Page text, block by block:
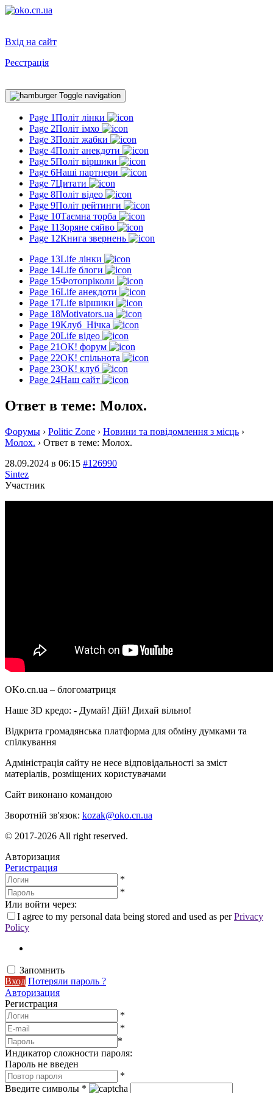
Вхід на сайт
Реєстрація
Toggle navigation
Page 1Політ лінки
Page 2Політ імхо
Page 3Політ жабки
Page 4Політ анекдоти
Page 5Політ віршики
Page 6Наші партнери
Page 7Цитати
Page 8Політ відео
Page 9Політ рейтинги
Page 10Таємна торба
Page 11Зоряне сяйво
Page 12Книга звернень
Page 13Life лінки
Page 14Life блоги
Page 15Фотопріколи
Page 16Life анекдоти
Page 17Life віршики
Page 18Motivators.ua
Page 19Клуб_Нічка
Page 20Life відео
Page 21ОК! форум
Page 22ОК! спільнота
Page 23ОК! клуб
Page 24Наш сайт
Ответ в теме: Молох.
Форумы › Politic Zone › Новини та повідомлення з місць ›
Молох. › Ответ в теме: Молох.
28.09.2024 в 06:15 #126990
Sintez
Участник
OKo.cn.ua – блогоматриця
Наше 3D кредо: - Думай! Дій! Дихай вільно!
Відкрита громадянська платформа для обміну думками та
спілкування
Адміністрація сайту не несе відповідальності за зміст
матеріалів, розміщених користувачами
Сайт виконано командою
Зворотній зв'язок: kozak@oko.cn.ua
© 2017-2026 All right reserved.
Авторизация
Регистрация
*
*
Или войти через:
I agree to my personal data being stored and used as perPrivacy
Policy
Запомнить
Вход Потеряли пароль ?
Авторизация
Регистрация
*
*
*
Индикатор сложности пароля:
Пароль не введен
*
Введите символы *